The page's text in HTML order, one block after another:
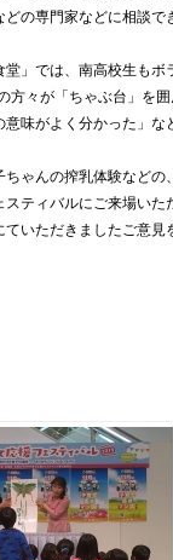
どの専門家などに相談で
堂」では、南高校生もボ
方々が「ちゃぶ台」を
意味がよく分かった」
ゃんの搾乳体験などの
スティバルにご来場いた
ていただきましたご意見